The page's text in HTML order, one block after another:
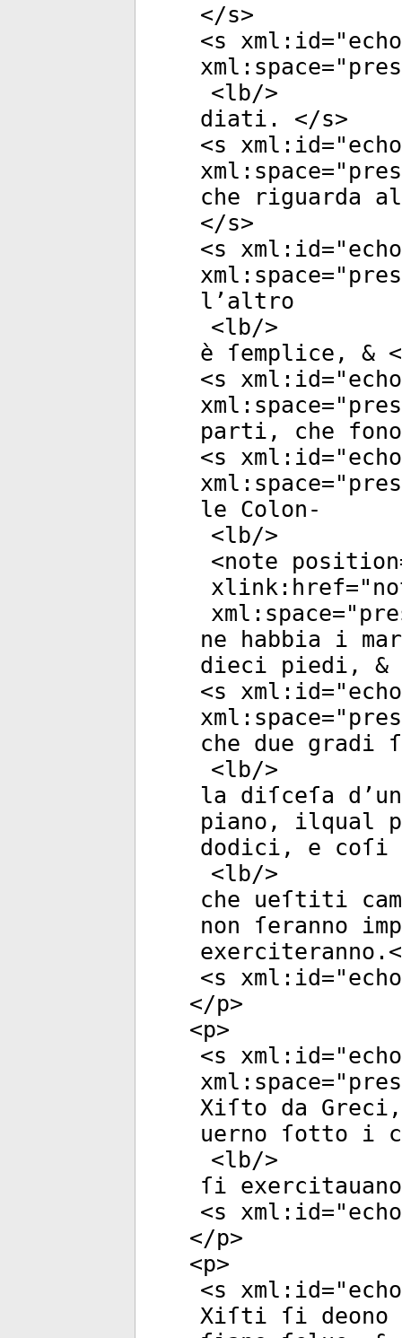
</s>
<s xml:id="
xml:space="
<lb/>
diati. </s>
<s xml:id="
xml:space="
che riguarda
</s>
<s xml:id="
xml:space="
l’altro
<lb/>
è ſemplice, &
<s xml:id="
xml:space="
parti, che
<s xml:id="
xml:space="
le Colon-
<lb/>
<note position
xlink:href="
xml:space="
ne habbia i
dieci piedi, &
<s xml:id="
xml:space="
che due gradi
<lb/>
la diſceſa
piano, ilqual
dodici, e
<lb/>
che ueſtiti
non ſeranno
<s xml:id="
</p>
<p>
<s xml:id="
xml:space="
Xiſto da
uerno ſotto i
<lb/>
ſi
<s xml:id="
</p>
<p>
<s xml:id="
Xiſti ſi